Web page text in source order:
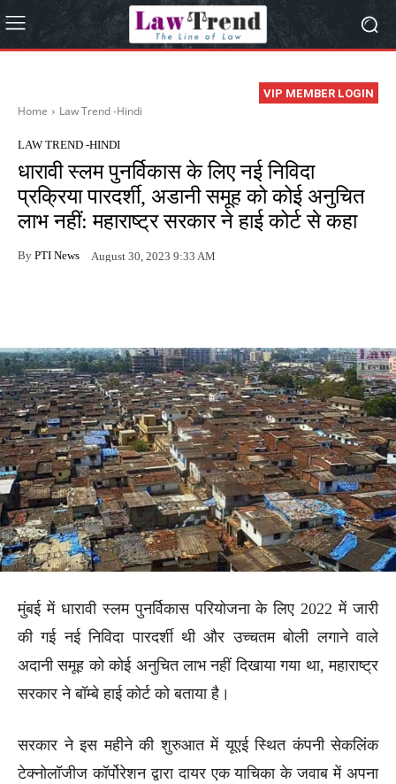
VIP MEMBER LOGIN
Home Law Trend -Hindi
LAW TREND -HINDI
धारावी स्लम पुनर्विकास के लिए नई निविदा
प्रक्रिया पारदर्शी, अडानी समूह को कोई अनुचित
लाभ नहीं: महाराष्ट्र सरकार ने हाई कोर्ट से कहा
By PTI News August 30, 2023 9:33 AM
मुंबई में धारावी स्लम पुनर्विकास परियोजना के लिए 2022 में जारी
की गई नई निविदा पारदर्शी थी और उच्चतम बोली लगाने वाले
अदानी समूह को कोई अनुचित लाभ नहीं दिखाया गया था, महाराष्ट्र
सरकार ने बॉम्बे हाई कोर्ट को बताया है।
सरकार ने इस महीने की शुरुआत में यूएई स्थित कंपनी सेकलिंक
टेक्नोलॉजीज कॉर्पोरेशन द्वारा दायर एक याचिका के जवाब में अपना